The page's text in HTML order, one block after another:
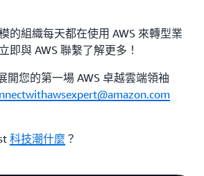
的組織每天都在使用 AWS 來轉型業
即與 AWS 聯繫了解更多！
開您的第一場 AWS 卓越雲端領袖
科技潮什麼 ？